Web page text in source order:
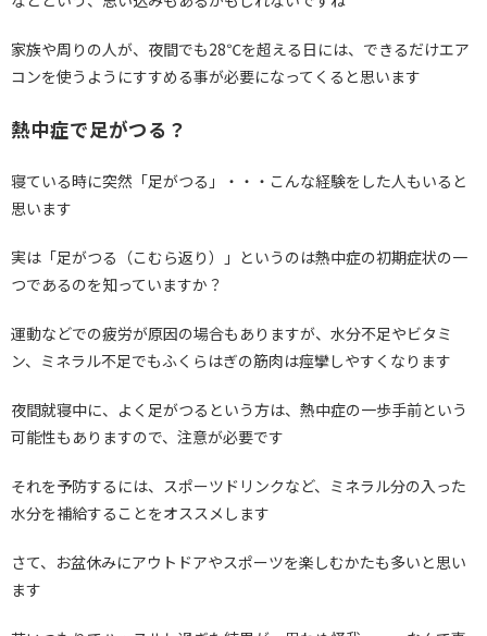
家族や周りの人が、夜間でも28℃を超える日には、できるだけエア
コンを使うようにすすめる事が必要になってくると思います
熱中症で足がつる？
寝ている時に突然「足がつる」・・・こんな経験をした人もいると
思います
実は「足がつる（こむら返り）」というのは熱中症の初期症状の一
つであるのを知っていますか？
運動などでの疲労が原因の場合もありますが、水分不足やビタミ
ン、ミネラル不足でもふくらはぎの筋肉は痙攣しやすくなります
夜間就寝中に、よく足がつるという方は、熱中症の一歩手前という
可能性もありますので、注意が必要です
それを予防するには、スポーツドリンクなど、ミネラル分の入った
水分を補給することをオススメします
さて、お盆休みにアウトドアやスポーツを楽しむかたも多いと思い
ます